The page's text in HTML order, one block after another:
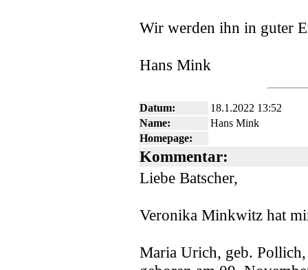
Wir werden ihn in guter
Hans Mink
Datum:
18.1.2022 13:52
Name:
Hans Mink
Homepage:
Kommentar:
Liebe Batscher,
Veronika Minkwitz hat
Maria Urich, geb. Pollich,